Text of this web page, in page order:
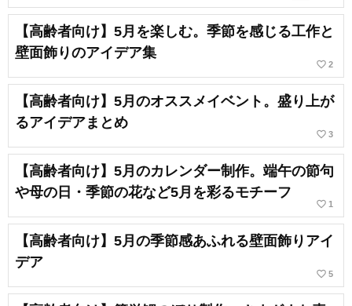
【高齢者向け】5月を楽しむ。季節を感じる工作と
壁面飾りのアイデア集
favorite_border 2
【高齢者向け】5月のオススメイベント。盛り上が
るアイデアまとめ
favorite_border 3
【高齢者向け】5月のカレンダー制作。端午の節句
や母の日・季節の花など5月を彩るモチーフ
favorite_border 1
【高齢者向け】5月の季節感あふれる壁面飾りアイ
デア
favorite_border 5